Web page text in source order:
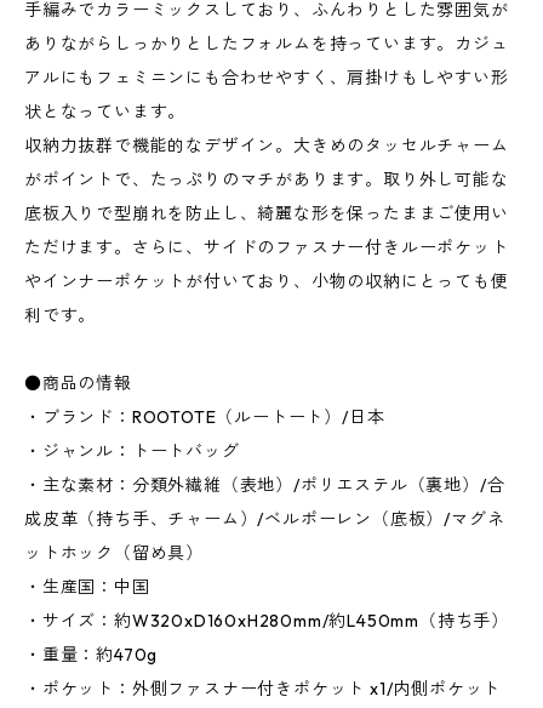
手編みでカラーミックスしており、ふんわりとした雰囲気が
ありながらしっかりとしたフォルムを持っています。カジュ
アルにもフェミニンにも合わせやすく、肩掛けもしやすい形
状となっています。
収納力抜群で機能的なデザイン。大きめのタッセルチャーム
がポイントで、たっぷりのマチがあります。取り外し可能な
底板入りで型崩れを防止し、綺麗な形を保ったままご使用い
ただけます。さらに、サイドのファスナー付きルーポケット
やインナーポケットが付いており、小物の収納にとっても便
利です。
●商品の情報
・ブランド：ROOTOTE（ルートート）/日本
・ジャンル：トートバッグ
・主な素材：分類外繊維（表地）/ポリエステル（裏地）/合
成皮革（持ち手、チャーム）/ベルポーレン（底板）/マグネ
ットホック（留め具）
・生産国：中国
・サイズ：約W320xD160xH280mm/約L450mm（持ち手）
・重量：約470g
・ポケット：外側ファスナー付きポケット x1/内側ポケット